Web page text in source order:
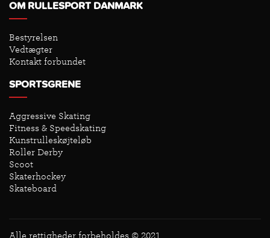
OM RULLESPORT DANMARK
Bestyrelsen
Vedtægter
Kontakt forbundet
SPORTSGRENE
Aggressive Skating
Fitness & Speedskating
Kunstrulleskøjteløb
Roller Derby
Scoot
Skaterhockey
Skateboard
Alle rettigheder forbeholdes © 2021